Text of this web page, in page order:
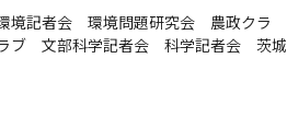
境記者会 環境問題研究会 農政クラ
ブ 文部科学記者会 科学記者会 茨城